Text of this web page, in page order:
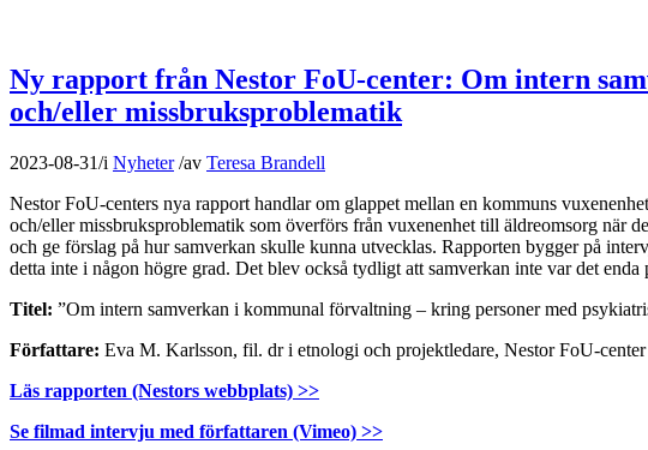
Ny rapport från Nestor FoU-center: Om intern
och/eller missbruksproblematik
2023-08-31/i Nyheter /av Teresa Brandell
Nestor FoU-centers nya rapport handlar om glappet mellan en kommuns
och/eller missbruksproblematik som överförs från vuxenenhet till äldreomsorg när
och ge förslag på hur samverkan skulle kunna utvecklas. Rapporten bygger på
detta inte i någon högre grad. Det blev också tydligt att samverkan inte var det
Titel: ”Om intern samverkan i kommunal förvaltning – kring personer med
Författare: Eva M. Karlsson, fil. dr i etnologi och projektledare, Nestor FoU-center
Läs rapporten (Nestors webbplats) >>
Se filmad intervju med författaren (Vimeo) >>